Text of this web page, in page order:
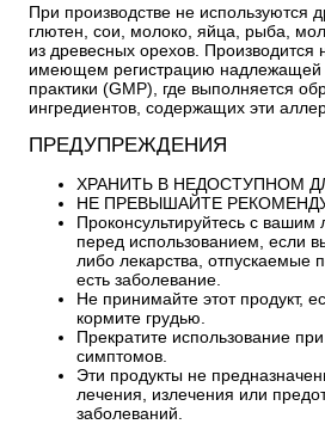
При производстве не используются
глютен, сои, молоко, яйца, рыба,
из древесных орехов. Производится
имеющем регистрацию надлежащей
практики (GMP), где выполняется
ингредиентов, содержащих эти
ПРЕДУПРЕЖДЕНИЯ
ХРАНИТЬ В НЕДОСТУПНОМ
НЕ ПРЕВЫШАЙТЕ
Проконсультируйтесь с
перед использованием, если
либо лекарства, отпускаемые
есть заболевание.
Не принимайте этот продукт,
кормите грудью.
Прекратите использование
симптомов.
Эти продукты не
лечения, излечения или
заболеваний.